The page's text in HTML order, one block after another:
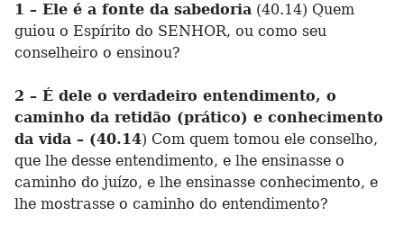
1 – Ele é a fonte da sabedoria (40.14) Quem
guiou o Espírito do SENHOR, ou como seu
conselheiro o ensinou?
2 – É dele o verdadeiro entendimento, o
caminho da retidão (prático) e conhecimento
da vida – (40.14) Com quem tomou ele conselho,
que lhe desse entendimento, e lhe ensinasse o
caminho do juízo, e lhe ensinasse conhecimento, e
lhe mostrasse o caminho do entendimento?